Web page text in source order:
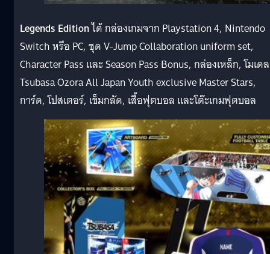
Legends Editionได้ กล่องเกมจาก Playstation 4, Nintendo
Switch หรือ PC, ชุด V-Jump Collaboration uniform set,
Character Pass และ Season Pass Bonus, กล่องเหล็ก, โมเดล
Tsubasa Ozora All Japan Youth exclusive Master Stars,
การ์ด, โปสเตอร์, เข็มกลัด, เสื้อฟุตบอล และโต๊ะเกมฟุตบอล